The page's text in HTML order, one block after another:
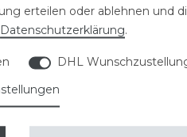
DETAILS
erteilen oder ablehnen und
Daten­schutz­erklärung.
DHL